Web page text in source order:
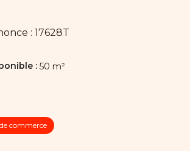
: 17628T
: 50 m²
commerce